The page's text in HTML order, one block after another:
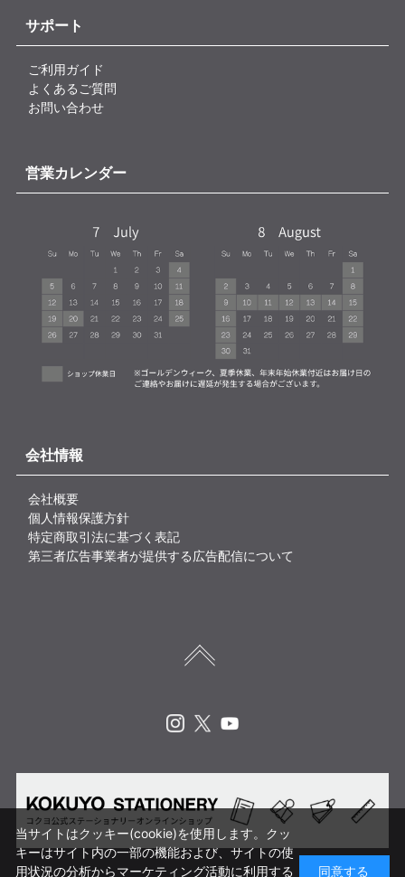
サポート
ご利用ガイド
よくあるご質問
お問い合わせ
営業カレンダー
会社情報
会社概要
個人情報保護方針
特定商取引法に基づく表記
第三者広告事業者が提供する広告配信について
当サイトはクッキー(cookie)を使用します。クッ
キーはサイト内の一部の機能および、サイトの使
用状況の分析からマーケティング活動に利用する
同意する